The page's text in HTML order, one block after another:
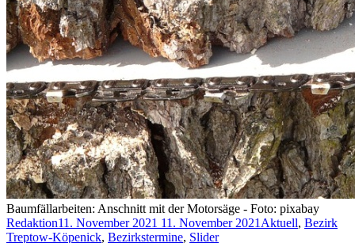
Baumfällarbeiten: Anschnitt mit der Motorsäge - Foto: pixabay
Redaktion11. November 2021 11. November 2021Aktuell, Bezirk
Treptow-Köpenick, Bezirkstermine, Slider